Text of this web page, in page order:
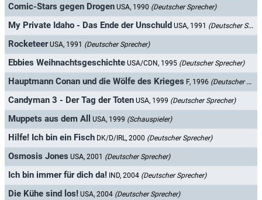
Comic-Stars gegen Drogen USA, 1990 (Deutscher Sprecher)
My Private Idaho - Das Ende der Unschuld USA, 1991 (Deutscher Sprecher)
Rocketeer USA, 1991 (Deutscher Sprecher)
Ebbies Weihnachtsgeschichte USA/CDN, 1995 (Deutscher Sprecher)
Hauptmann Conan und die Wölfe des Krieges F, 1996 (Deutscher Sprecher)
Candyman 3 - Der Tag der Toten USA, 1999 (Deutscher Sprecher)
Muppets aus dem All USA, 1999 (Schauspieler)
Hilfe! Ich bin ein Fisch DK/D/IRL, 2000 (Deutscher Sprecher)
Osmosis Jones USA, 2001 (Deutscher Sprecher)
Ich bin immer für dich da! IND, 2004 (Deutscher Sprecher)
Die Kühe sind los! USA, 2004 (Deutscher Sprecher)